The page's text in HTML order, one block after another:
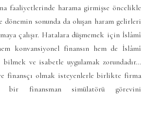
faaliyetlerinde harama girmişse öncelikle
dönemin sonunda da oluşan haram gelirleri
çalışır. Hatalara düşmemek için İslâmî
konvansiyonel finansın hem de İslâmî
bilmek ve isabetle uygulamak zorundadır…
finansçı olmak isteyenlerle birlikte firma
finansman simülatörü görevini